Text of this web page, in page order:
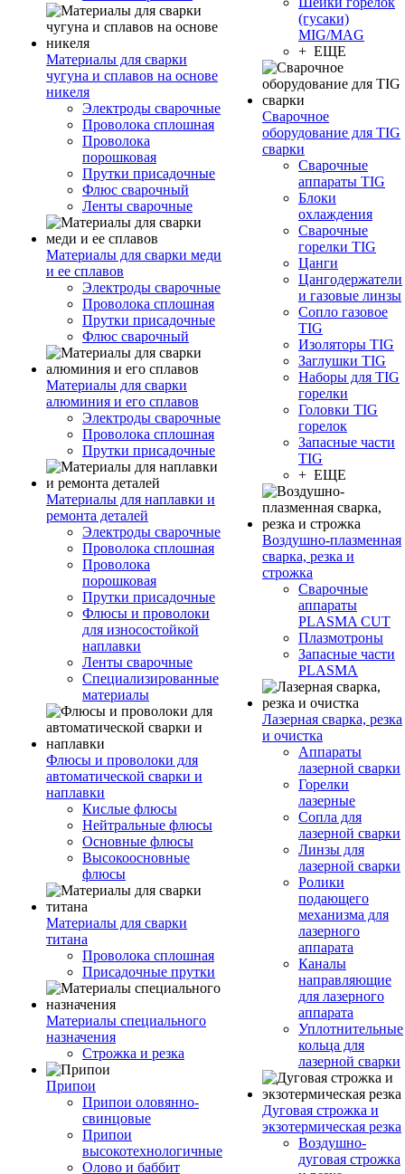
Материалы для сварки
чугуна и сплавов на основе
никеля
Электроды сварочные
Проволока сплошная
Проволока
порошковая
Прутки присадочные
Флюс сварочный
Ленты сварочные
Материалы для сварки меди
и ее сплавов
Электроды сварочные
Проволока сплошная
Прутки присадочные
Флюс сварочный
Материалы для сварки
алюминия и его сплавов
Электроды сварочные
Проволока сплошная
Прутки присадочные
Материалы для наплавки и
ремонта деталей
Электроды сварочные
Проволока сплошная
Проволока
порошковая
Прутки присадочные
Флюсы и проволоки
для износостойкой
наплавки
Ленты сварочные
Специализированные
материалы
Флюсы и проволоки для
автоматической сварки и
наплавки
Кислые флюсы
Нейтральные флюсы
Основные флюсы
Высокоосновные
флюсы
Материалы для сварки
титана
Проволока сплошная
Присадочные прутки
Материалы специального
назначения
Строжка и резка
Припои
Припои оловянно-
свинцовые
Припои
высокотехнологичные
Олово и баббит
(гусаки)
MIG/MAG
+ ЕЩЕ
Сварочное
оборудование для TIG
сварки
Сварочные
аппараты TIG
Блоки
охлаждения
Сварочные
горелки TIG
Цанги
Цангодержатели
и газовые линзы
Сопло газовое
TIG
Изоляторы TIG
Заглушки TIG
Наборы для TIG
горелки
Головки TIG
горелок
Запасные части
TIG
+ ЕЩЕ
Воздушно-плазменная
сварка, резка и
строжка
Сварочные
аппараты
PLASMA CUT
Плазмотроны
Запасные части
PLASMA
Лазерная сварка, резка
и очистка
Аппараты
лазерной сварки
Горелки
лазерные
Сопла для
лазерной сварки
Линзы для
лазерной сварки
Ролики
подающего
механизма для
лазерного
аппарата
Каналы
направляющие
для лазерного
аппарата
Уплотнительные
кольца для
лазерной сварки
Дуговая строжка и
экзотермическая резка
Воздушно-
дуговая строжка